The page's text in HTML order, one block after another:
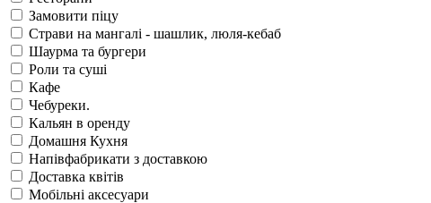
Замовити піцу
Страви на мангалі - шашлик, люля-кебаб
Шаурма та бургери
Роли та суші
Кафе
Чебуреки.
Кальян в оренду
Домашня Кухня
Напівфабрикати з доставкою
Доставка квітів
Мобільні аксесуари